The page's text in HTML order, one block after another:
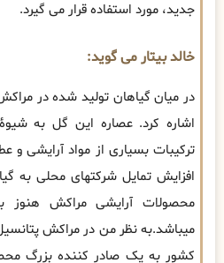
جدید، مورد استفاده قرار می گیرد.
خالد بیتار می گوید:
در میان گیاهان تولید شده در
اشاره کرد. عصاره این گل به
ترکیبات بسیاری از مواد آرایشی و
افزایش تمایل شرکتهای محلی به
محصولات آرایشی مراکش هنوز
میباشد.به نظر من در مراکش
کشور به یک صادر کننده بزرگ